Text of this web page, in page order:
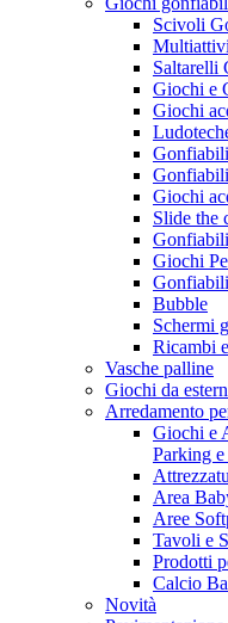
Scivoli
Saltarelli
Giochi e
Giochi
Giochi
Slide the
Giochi
Bubble
Schermi
Ricambi
Vasche palline
Giochi da
Arredamento
Giochi e
Parking
Area
Aree
Tavoli e
Prodotti
Calcio
Novità